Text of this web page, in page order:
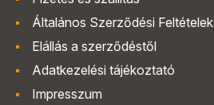
Általános Szerződési Feltételek
Elállás a szerződéstől
Adatkezelési tájékoztató
Impresszum